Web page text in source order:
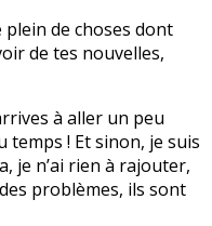
plein de choses dont
de tes nouvelles,
à aller un peu
temps ! Et sinon, je suis
je n’ai rien à rajouter,
problèmes, ils sont